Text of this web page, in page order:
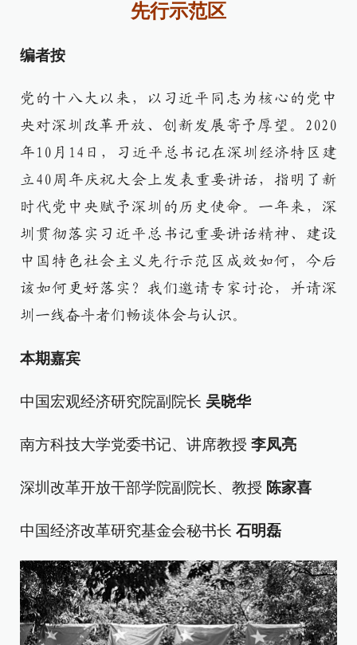
先行示范区
编者按
党的十八大以来，以习近平同志为核心的党中
央对深圳改革开放、创新发展寄予厚望。2020
年10月14日，习近平总书记在深圳经济特区建
立40周年庆祝大会上发表重要讲话，指明了新
时代党中央赋予深圳的历史使命。一年来，深
圳贯彻落实习近平总书记重要讲话精神、建设
中国特色社会主义先行示范区成效如何，今后
该如何更好落实？我们邀请专家讨论，并请深
圳一线奋斗者们畅谈体会与认识。
本期嘉宾
中国宏观经济研究院副院长 吴晓华
南方科技大学党委书记、讲席教授 李凤亮
深圳改革开放干部学院副院长、教授 陈家喜
中国经济改革研究基金会秘书长 石明磊